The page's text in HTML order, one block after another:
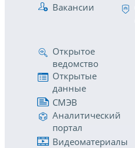
Вакансии
Открытое
ведомство
Открытые
данные
СМЭВ
Аналитический
портал
Видеоматериалы